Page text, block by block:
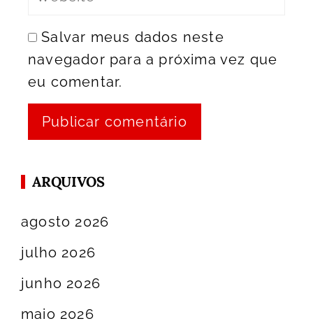
Salvar meus dados neste
navegador para a próxima vez que
eu comentar.
ARQUIVOS
agosto 2026
julho 2026
junho 2026
maio 2026